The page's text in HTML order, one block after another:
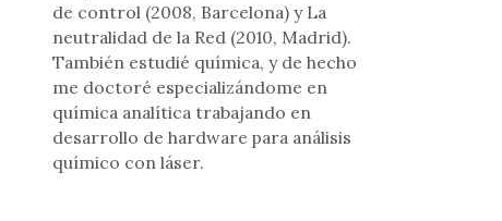
de control (2008, Barcelona) y La
neutralidad de la Red (2010, Madrid).
También estudié química, y de hecho
me doctoré especializándome en
química analítica trabajando en
desarrollo de hardware para análisis
químico con láser.